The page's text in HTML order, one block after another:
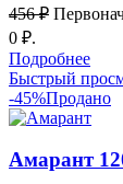
456₽
0 ₽.
Подробнее
Быстрый
-45%Продано
Амарант